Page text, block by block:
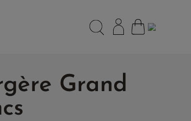
Grand